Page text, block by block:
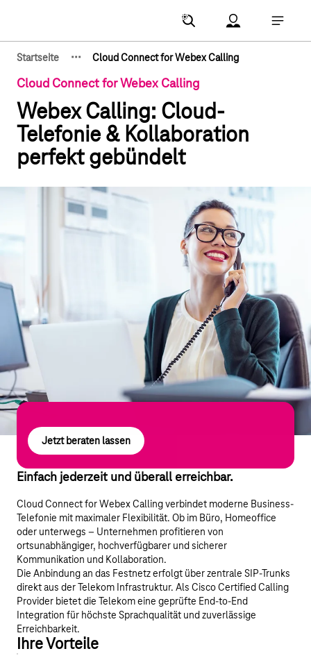
Account Menu
Startseite
Zeige verborgene Breadcrumb-Elemente
··· Cloud Connect for Webex Calling
Cloud Connect for Webex Calling
Webex Calling: Cloud-
Telefonie & Kollaboration
perfekt gebündelt
Jetzt beraten lassen
Einfach jederzeit und überall erreichbar.
Cloud Connect for Webex Calling verbindet moderne Business-
Telefonie mit maximaler Flexibilität. Ob im Büro, Homeoffice
oder unterwegs – Unternehmen profitieren von
ortsunabhängiger, hochverfügbarer und sicherer
Kommunikation und Kollaboration.
Die Anbindung an das Festnetz erfolgt über zentrale SIP-Trunks
direkt aus der Telekom Infrastruktur. Als Cisco Certified Calling
Provider bietet die Telekom eine geprüfte End-to-End
Integration für höchste Sprachqualität und zuverlässige
Erreichbarkeit.
Ihre Vorteile